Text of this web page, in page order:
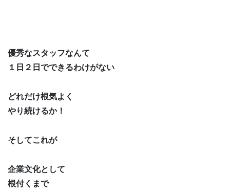
優秀なスタッフなんて
１日２日でできるわけがない
どれだけ根気よく
やり続けるか！
そしてこれが
企業文化として
根付くまで